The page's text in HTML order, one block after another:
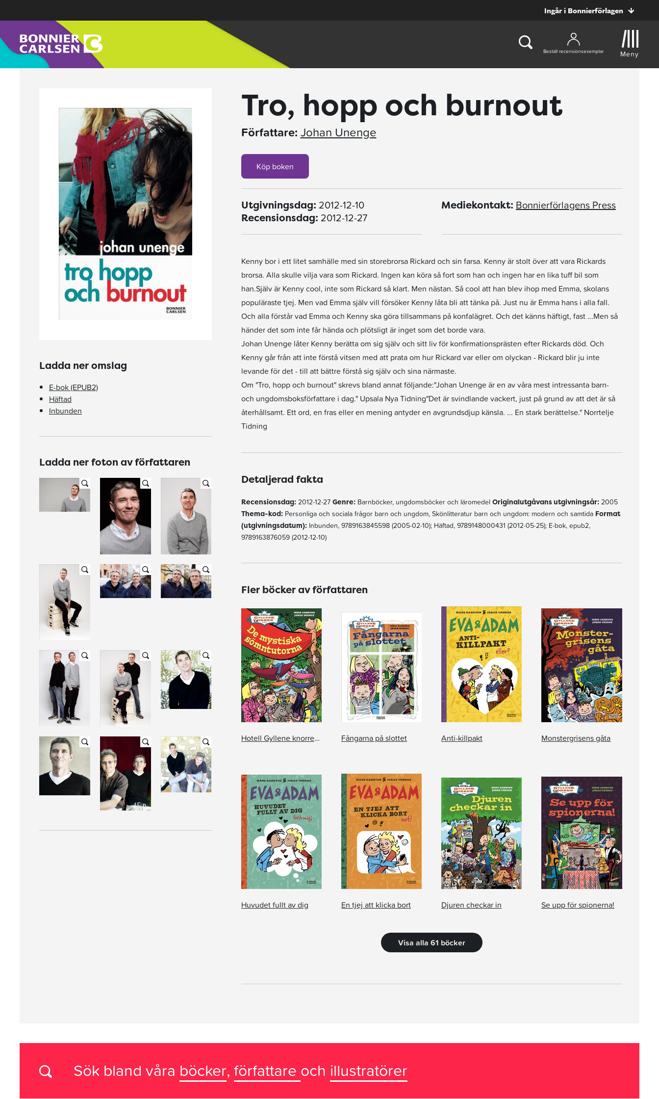
Ingår i Bonnierförlagen
Beställ recensionsexemplar Meny
Ladda ner omslag
E-bok (EPUB2)
Häftad
Inbunden
Ladda ner foton av författaren
Tro, hopp och burnout
Författare: Johan Unenge
Köp boken
Utgivningsdag: 2012-12-10
Recensionsdag: 2012-12-27
Mediekontakt: Bonnierförlagens Press
Kenny bor i ett litet samhälle med sin storebrorsa Rickard och sin farsa. Kenny är stolt över att vara Rickards
brorsa. Alla skulle vilja vara som Rickard. Ingen kan köra så fort som han och ingen har en lika tuff bil som
han.Själv är Kenny cool, inte som Rickard så klart. Men nästan. Så cool att han blev ihop med Emma, skolans
populäraste tjej. Men vad Emma själv vill försöker Kenny låta bli att tänka på. Just nu är Emma hans i alla fall.
Och alla förstår vad Emma och Kenny ska göra tillsammans på konfalägret. Och det känns häftigt, fast ...Men så
händer det som inte får hända och plötsligt är inget som det borde vara.
Johan Unenge låter Kenny berätta om sig själv och sitt liv för konfirmationsprästen efter Rickards död. Och
Kenny går från att inte förstå vitsen med att prata om hur Rickard var eller om olyckan - Rickard blir ju inte
levande för det - till att bättre förstå sig själv och sina närmaste.
Om "Tro, hopp och burnout" skrevs bland annat följande:"Johan Unenge är en av våra mest intressanta barn-
och ungdomsboksförfattare i dag." Upsala Nya Tidning"Det är svindlande vackert, just på grund av att det är så
återhållsamt. Ett ord, en fras eller en mening antyder en avgrundsdjup känsla. ... En stark berättelse." Norrtelje
Tidning
Detaljerad fakta
Recensionsdag:2012-12-27 Genre:Barnböcker, ungdomsböcker och läromedel Originalutgåvans utgivningsår:2005
Thema-kod:Personliga och sociala frågor barn och ungdom, Skönlitteratur barn och ungdom: modern och samtida Format
(utgivningsdatum):Inbunden, 9789163845598 (2005-02-10); Häftad, 9789148000431 (2012-05-25); E-bok, epub2,
9789163876059 (2012-12-10)
Fler böcker av författaren
Hotell Gyllene knorren: De mystiska sömntutorna Fångarna på slottet Anti-killpakt Monstergrisens gåta
Huvudet fullt av dig En tjej att klicka bort Djuren checkar in Se upp för spionerna!
Visa alla 61 böcker
Sök bland våra böcker,författare och illustratörer